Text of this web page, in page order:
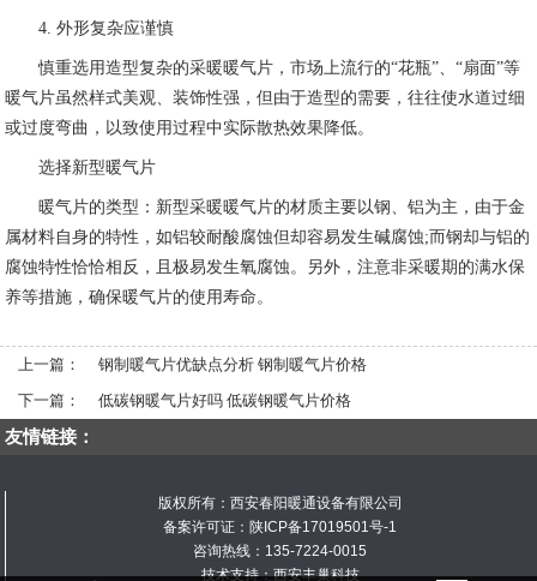
4. 外形复杂应谨慎
慎重选用造型复杂的采暖暖气片，市场上流行的“花瓶”、“扇面”等
暖气片虽然样式美观、装饰性强，但由于造型的需要，往往使水道过细
或过度弯曲，以致使用过程中实际散热效果降低。
选择新型暖气片
暖气片的类型：新型采暖暖气片的材质主要以钢、铝为主，由于金
属材料自身的特性，如铝较耐酸腐蚀但却容易发生碱腐蚀;而钢却与铝的
腐蚀特性恰恰相反，且极易发生氧腐蚀。另外，注意非采暖期的满水保
养等措施，确保暖气片的使用寿命。
上一篇：
钢制暖气片优缺点分析 钢制暖气片价格
下一篇：
低碳钢暖气片好吗 低碳钢暖气片价格
友情链接：
版权所有：西安春阳暖通设备有限公司
备案许可证：陕ICP备17019501号-1
咨询热线：135-7224-0015
技术支持：西安丰巢科技